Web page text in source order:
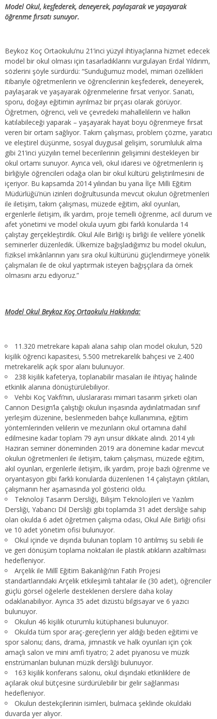
Model Okul, keşfederek, deneyerek, paylaşarak ve yaşayarak
öğrenme fırsatı sunuyor.
Beykoz Koç Ortaokulu’nu 21’inci yüzyıl ihtiyaçlarına hizmet edecek
model bir okul olması için tasarladıklarını vurgulayan Erdal Yıldırım,
sözlerini şöyle sürdürdü: “Sunduğumuz model, mimari özellikleri
itibariyle öğretmenlerin ve öğrencilerinin keşfederek, deneyerek,
paylaşarak ve yaşayarak öğrenmelerine fırsat veriyor. Sanatı,
sporu, doğayı eğitimin ayrılmaz bir prçası olarak görüyor.
Öğretmen, öğrenci, veli ve çevredeki mahallelilerin ve halkın
katılabileceği yaparak – yaşayarak hayat boyu öğrenmeye fırsat
veren bir ortam sağlıyor. Takım çalışması, problem çözme, yaratıcı
ve eleştirel düşünme, sosyal duygusal gelişim, sorumluluk alma
gibi 21’inci yüzyılın temel becerilerinin gelişimini destekleyen bir
okul ortamı sunuyor. Ayrıca veli, okul idaresi ve öğretmenlerin iş
birliğiyle öğrencileri odağa olan bir okul kültürü geliştirilmesini de
içeriyor. Bu kapsamda 2014 yılından bu yana İlçe Milli Eğitim
Müdürlüğü’nün izinleri doğrultusunda mevcut okulun öğretmenleri
ile iletişim, takım çalışması, müzede eğitim, akıl oyunları,
ergenlerle iletişim, ilk yardım, proje temelli öğrenme, acil durum ve
afet yönetimi ve model okula uyum gibi farklı konularda 14
çalıştay gerçekleştirdik. Okul Aile Birliği iş birliği ile velilere yönelik
seminerler düzenledik. Ülkemize bağışladığımız bu model okulun,
fiziksel imkânlarının yanı sıra okul kültürünü güçlendirmeye yönelik
çalışmaları ile de okul yaptırmak isteyen bağışçılara da örnek
olmasını arzu ediyoruz.”
Model Okul Beykoz Koç Ortaokulu Hakkında:
11.320 metrekare kapalı alana sahip olan model okulun, 520
kişilik öğrenci kapasitesi, 5.500 metrekarelik bahçesi ve 2.400
metrekarelik açık spor alanı bulunuyor.
238 kişilik kafeterya, toplanabilir masaları ile ihtiyaç halinde
etkinlik alanına dönüştürülebiliyor.
Vehbi Koç Vakfı’nın, uluslararası mimari tasarım şirketi olan
Cannon Design’la çalıştığı okulun inşasında aydınlatmadan sınıf
yerleşim düzenine, beslenmeden bahçe kullanımına, eğitim
yöntemlerinden velilerin ve mezunların okul ortamına dahil
edilmesine kadar toplam 79 ayrı unsur dikkate alındı. 2014 yılı
Haziran seminer döneminden 2019 ara dönemine kadar mevcut
okulun öğretmenleri ile iletişim, takım çalışması, müzede eğitim,
akıl oyunları, ergenlerle iletişim, ilk yardım, proje bazlı öğrenme ve
oryantasyon gibi farklı konularda düzenlenen 14 çalıştayın çıktıları,
çalışmanın her aşamasında yol gösterici oldu.
Teknoloji Tasarım Dersliği, Bilişim Teknolojileri ve Yazılım
Dersliği, Yabancı Dil Dersliği gibi toplamda 31 adet dersliğe sahip
olan okulda 6 adet öğretmen çalışma odası, Okul Aile Birliği ofisi
ve 10 adet yönetim ofisi bulunuyor.
Okul içinde ve dışında bulunan toplam 10 arıtılmış su sebili ile
ve geri dönüşüm toplama noktaları ile plastik atıkların azaltılması
hedefleniyor.
Arçelik ile Millî Eğitim Bakanlığı’nın Fatih Projesi
standartlarındaki Arçelik etkileşimli tahtalar ile (30 adet), öğrenciler
güçlü görsel öğelerle desteklenen derslere daha kolay
odaklanabiliyor. Ayrıca 35 adet dizüstü bilgisayar ve 6 yazıcı
bulunuyor.
Okulun 46 kişilik oturumlu kütüphanesi bulunuyor.
Okulda tüm spor araç-gereçlerin yer aldığı beden eğitimi ve
spor salonu; dans, drama, jimnastik ve halk oyunları için çok
amaçlı salon ve mini amfi tiyatro; 2 adet piyanosu ve müzik
enstrümanları bulunan müzik dersliği bulunuyor.
163 kişilik konferans salonu, okul dışındaki etkinliklere de
açılarak okul bütçesine sürdürülebilir bir gelir sağlanması
hedefleniyor.
Okulun destekçilerinin isimleri, bulmaca şeklinde okuldaki
duvarda yer alıyor.